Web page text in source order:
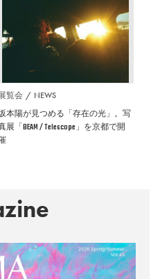
覧会 NEWS
本陽が見つめる「存在の光」。写
展「BEAM / Telescope」を京都で開